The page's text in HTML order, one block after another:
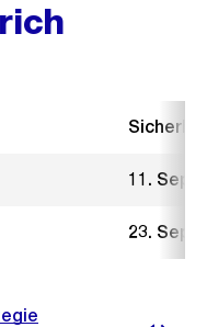
11.
23.